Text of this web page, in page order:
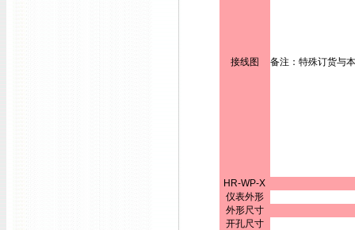
接线图 备注：特殊订货与
HR-WP-X
仪表外形
外形尺寸
开孔尺寸